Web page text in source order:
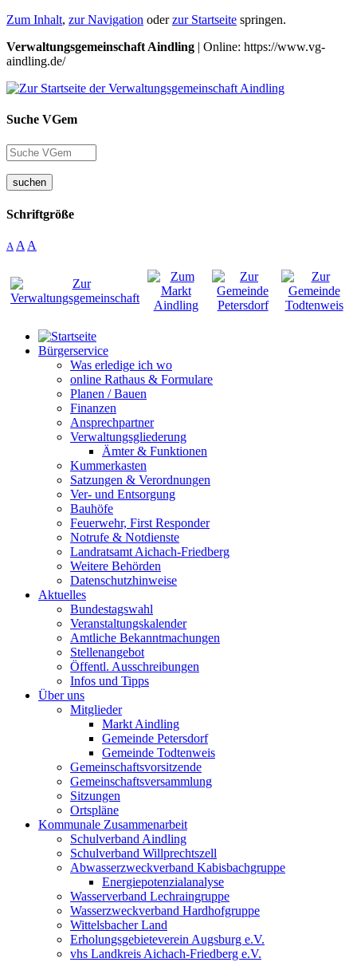
Zum Inhalt, zur Navigation oderzur Startseite springen.
Verwaltungsgemeinschaft Aindling | Online: https://www.vg-
aindling.de/
Suche VGem
suchen
Schriftgröße
A A A
Bürgerservice
Was erledige ich wo
online Rathaus & Formulare
Planen / Bauen
Finanzen
Ansprechpartner
Verwaltungsgliederung
Ämter & Funktionen
Kummerkasten
Satzungen & Verordnungen
Ver- und Entsorgung
Bauhöfe
Feuerwehr, First Responder
Notrufe & Notdienste
Landratsamt Aichach-Friedberg
Weitere Behörden
Datenschutzhinweise
Aktuelles
Bundestagswahl
Veranstaltungskalender
Amtliche Bekanntmachungen
Stellenangebot
Öffentl. Ausschreibungen
Infos und Tipps
Über uns
Mitglieder
Markt Aindling
Gemeinde Petersdorf
Gemeinde Todtenweis
Gemeinschaftsvorsitzende
Gemeinschaftsversammlung
Sitzungen
Ortspläne
Kommunale Zusammenarbeit
Schulverband Aindling
Schulverband Willprechtszell
Abwasserzweckverband Kabisbachgruppe
Energiepotenzialanalyse
Wasserverband Lechraingruppe
Wasserzweckverband Hardhofgruppe
Wittelsbacher Land
Erholungsgebieteverein Augsburg e.V.
vhs Landkreis Aichach-Friedberg e.V.